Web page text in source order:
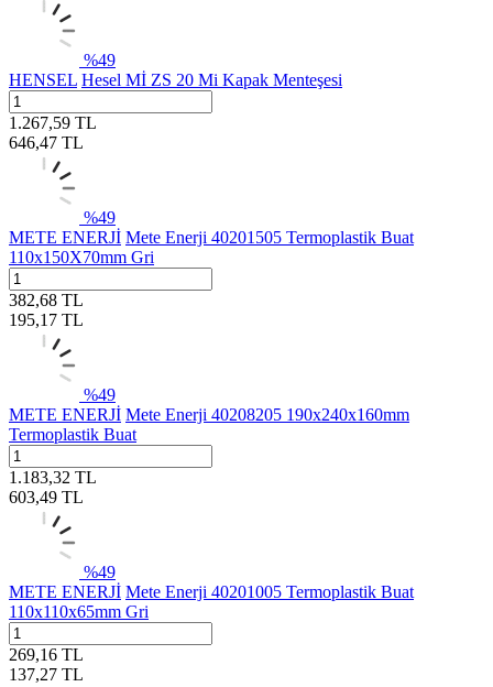
%49
HENSEL Hesel Mİ ZS 20 Mi Kapak Menteşesi
1.267,59 TL
646,47 TL
%49
METE ENERJİ Mete Enerji 40201505 Termoplastik Buat
110x150X70mm Gri
382,68 TL
195,17 TL
%49
METE ENERJİ Mete Enerji 40208205 190x240x160mm
Termoplastik Buat
1.183,32 TL
603,49 TL
%49
METE ENERJİ Mete Enerji 40201005 Termoplastik Buat
110x110x65mm Gri
269,16 TL
137,27 TL